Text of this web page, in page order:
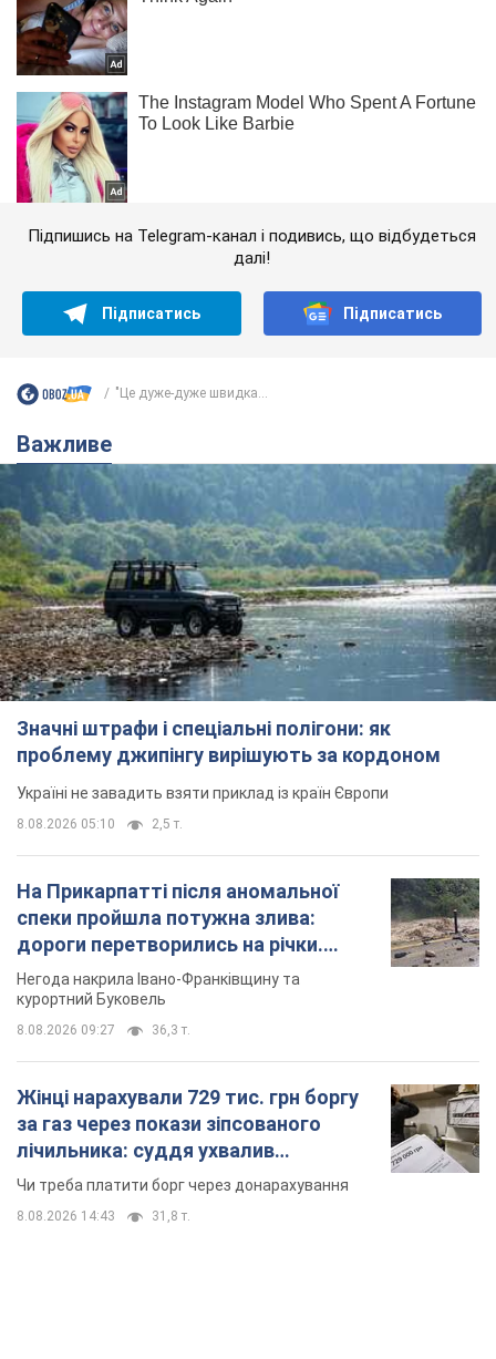
Підпишись на Telegram-канал і подивись, що відбудеться
далі!
Підписатись Підписатись
"Це дуже-дуже швидка...
Важливе
Значні штрафи і спеціальні полігони: як
проблему джипінгу вирішують за кордоном
Україні не завадить взяти приклад із країн Європи
8.08.2026 05:10 2,5 т.
На Прикарпатті після аномальної
спеки пройшла потужна злива:
дороги перетворились на річки.
Відео
Негода накрила Івано-Франківщину та
курортний Буковель
8.08.2026 09:27 36,3 т.
Жінці нарахували 729 тис. грн боргу
за газ через покази зіпсованого
лічильника: суддя ухвалив
неочікуване рішення
Чи треба платити борг через донарахування
8.08.2026 14:43 31,8 т.